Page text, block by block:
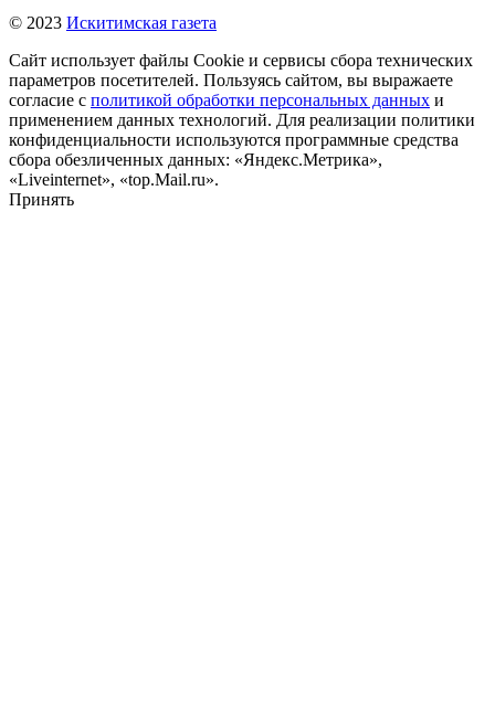
© 2023 Искитимская газета
Сайт использует файлы Cookie и сервисы сбора технических
параметров посетителей. Пользуясь сайтом, вы выражаете
согласие с политикой обработки персональных данных и
применением данных технологий. Для реализации политики
конфиденциальности используются программные средства
сбора обезличенных данных: «Яндекс.Метрика»,
«Liveinternet», «top.Mail.ru».
Принять